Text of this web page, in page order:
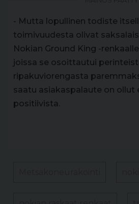
- Mutta lopullinen todiste
toimivuudesta olivat
Nokian Ground King -
joissa se osoittautui
ripakuviorengasta
saatu asiakaspalaute on ollut
positiivista.